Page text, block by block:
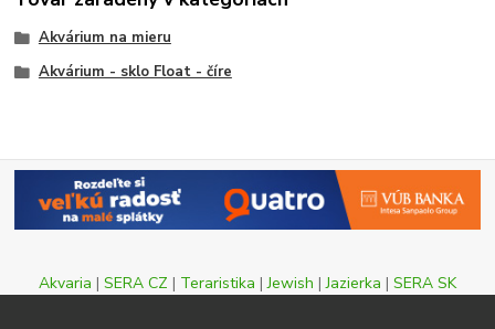
Akvárium na mieru
Akvárium - sklo Float - číre
Akvaria | SERA CZ | Teraristika |Jewish |Jazierka | SERA SK